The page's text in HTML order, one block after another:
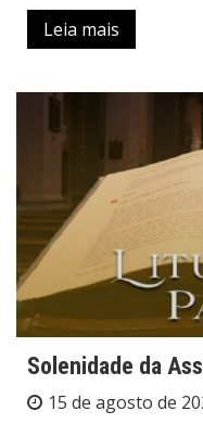
Leia mais
Solenidade da
15 de agosto de